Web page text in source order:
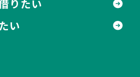
りたい
い